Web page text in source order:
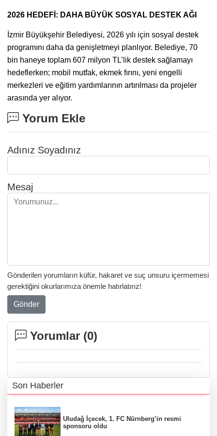
2026 HEDEFİ: DAHA BÜYÜK SOSYAL DESTEK AĞI
İzmir Büyükşehir Belediyesi, 2026 yılı için sosyal destek
programını daha da genişletmeyi planlıyor. Belediye, 70
bin haneye toplam 607 milyon TL’lik destek sağlamayı
hedeflerken; mobil mutfak, ekmek fırını, yeni engelli
merkezleri ve eğitim yardımlarının artırılması da projeler
arasında yer alıyor.
Yorum Ekle
Adınız Soyadınız
Mesaj
Gönderilen yorumların küfür, hakaret ve suç unsuru içermemesi
gerektiğini okurlarımıza önemle hatırlatırız!
Gönder
Yorumlar (0)
Son Haberler
Uludağ İçecek, 1. FC Nürnberg’in resmi
sponsoru oldu